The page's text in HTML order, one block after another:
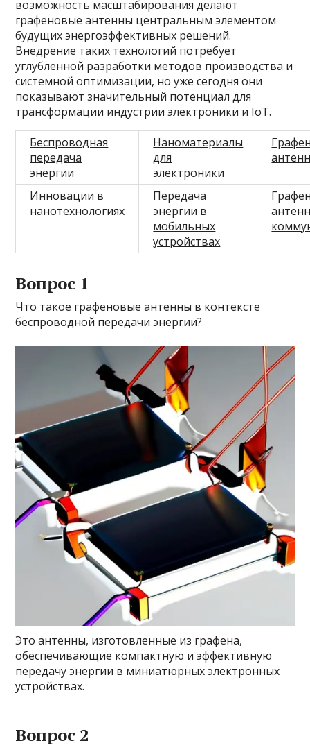
возможность масштабирования делают
графеновые антенны центральным элементом
будущих энергоэффективных решений.
Внедрение таких технологий потребует
углубленной разработки методов производства и
системной оптимизации, но уже сегодня они
показывают значительный потенциал для
трансформации индустрии электроники и IoT.
Беспроводная
передача
энергии
Наноматериалы
для
электроники
Инновации в
нанотехнологиях
Передача
энергии в
мобильных
устройствах
Вопрос 1
Что такое графеновые антенны в контексте
беспроводной передачи энергии?
Это антенны, изготовленные из графена,
обеспечивающие компактную и эффективную
передачу энергии в миниатюрных электронных
устройствах.
Вопрос 2